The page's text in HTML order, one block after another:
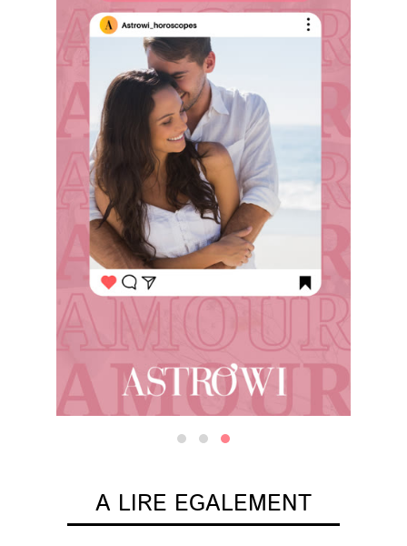
A LIRE EGALEMENT